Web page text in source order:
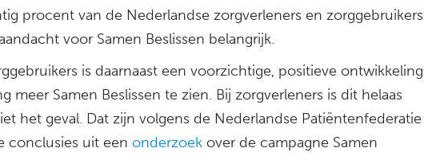
procent van de Nederlandse zorgverleners en zorggebruikers
voor Samen Beslissen belangrijk.
is daarnaast een voorzichtige, positieve ontwikkeling
meer Samen Beslissen te zien. Bij zorgverleners is dit helaas
het geval. Dat zijn volgens de Nederlandse Patiëntenfederatie
conclusies uit een onderzoek over de campagne Samen